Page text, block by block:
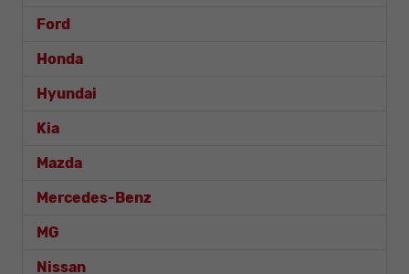
Ford
Honda
Hyundai
Kia
Mazda
Mercedes-Benz
MG
Nissan